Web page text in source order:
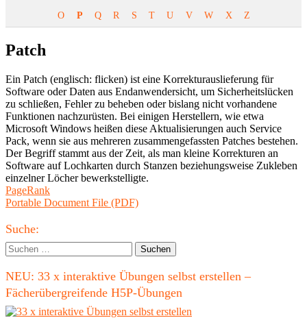
O P Q R S T U V W X Z
Patch
Ein Patch (englisch: flicken) ist eine Korrekturauslieferung für
Software oder Daten aus Endanwendersicht, um Sicherheitslücken
zu schließen, Fehler zu beheben oder bislang nicht vorhandene
Funktionen nachzurüsten. Bei einigen Herstellern, wie etwa
Microsoft Windows heißen diese Aktualisierungen auch Service
Pack, wenn sie aus mehreren zusammengefassten Patches bestehen.
Der Begriff stammt aus der Zeit, als man kleine Korrekturen an
Software auf Lochkarten durch Stanzen beziehungsweise Zukleben
einzelner Löcher bewerkstelligte.
Beitragsnavigation
Vorheriger
Beitrag:
PageRank
Nächster
Portable Document File (PDF)
Haupt-
Seitenleiste
Suche:
Suchen
nach:
NEU: 33 x interaktive Übungen selbst erstellen –
Fächerübergreifende H5P-Übungen